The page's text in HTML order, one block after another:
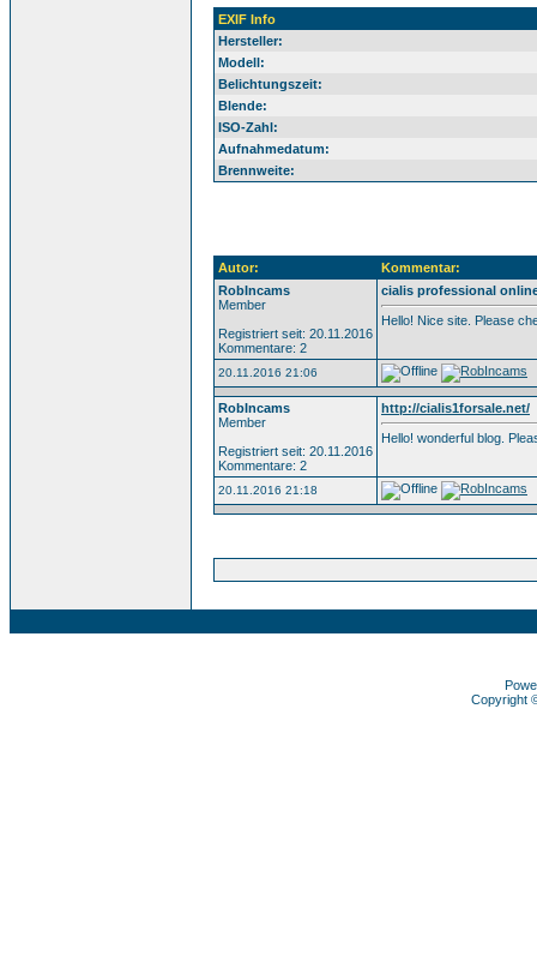
EXIF Info
Hersteller:
Modell:
Belichtungszeit:
Blende:
ISO-Zahl:
Aufnahmedatum:
Brennweite:
Autor:
Kommentar:
RobIncams
Member
Registriert seit: 20.11.2016
Kommentare: 2
cialis professional
Hello! Nice site. Please
20.11.2016 21:06
RobIncams
Member
Registriert seit: 20.11.2016
Kommentare: 2
http://cialis1forsale.net/
Hello! wonderful blog.
20.11.2016 21:18
Copyright